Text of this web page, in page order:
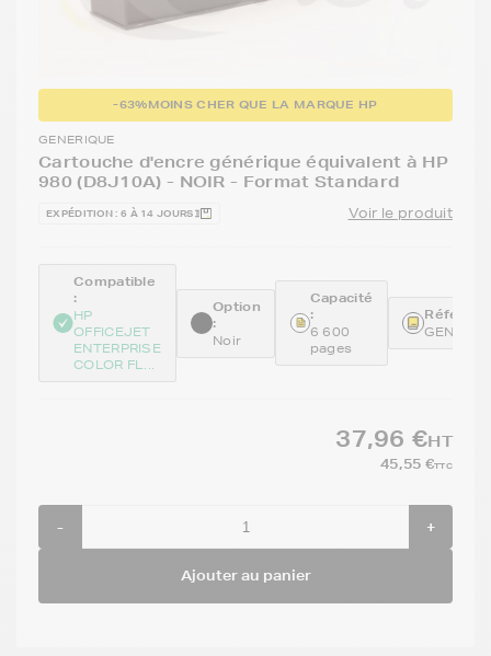
-63%MOINS CHER QUE LA MARQUE HP
GENERIQUE
Cartouche d'encre générique équivalent à HP
980 (D8J10A) - NOIR - Format Standard
EXPÉDITION : 6 À 14 JOURS Voir le produit
Compatible
:
HP
OFFICEJET
ENTERPRISE
COLOR FL...
Option
:
Noir
Capacité
:
6 600
pages
37,96 €HT
45,55 €TTC
- +
Ajouter au panier